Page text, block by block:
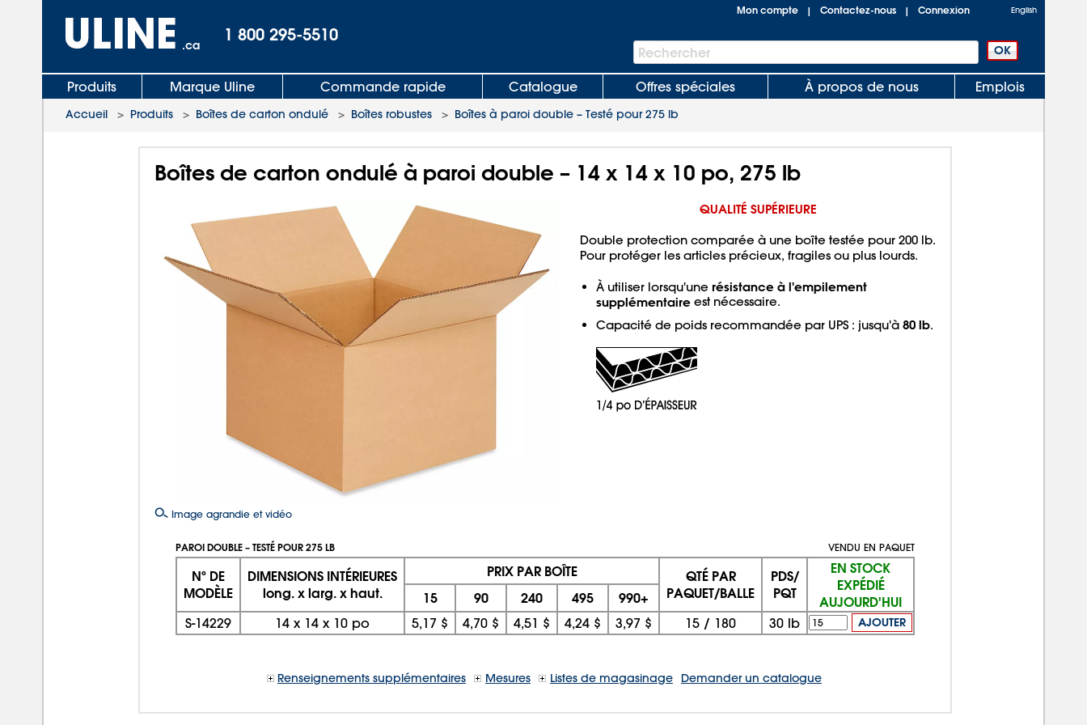
.ca
1 800 295-5510
Mon compte | Contactez-nous | Connexion English
Barre
de
recherche
Rechercher
Produits Marque Uline Commande rapide Catalogue Offres spéciales À propos de nous Emplois
Accueil > Produits > Boîtes de carton ondulé > Boîtes robustes > Boîtes à paroi double – Testé pour 275 lb
Boîtes de carton ondulé à paroi double – 14 x 14 x 10 po, 275 lb
Image agrandie et vidéo
QUALITÉ SUPÉRIEURE
Double protection comparée à une boîte testée pour 200 lb.
Pour protéger les articles précieux, fragiles ou plus lourds.
À utiliser lorsqu'une résistance à l'empilement
supplémentaire est nécessaire.
Capacité de poids recommandée par UPS : jusqu'à 80 lb.
PAROI DOUBLE – TESTÉ POUR 275 LB VENDU EN PAQUET
Nº DE
MODÈLE
DIMENSIONS INTÉRIEURES
long. x larg. x haut.
PRIX PAR BOÎTE
QTÉ PAR
PAQUET/BALLE
PDS/
PQT
EN STOCK
EXPÉDIÉ
AUJOURD'HUI
15 90 240 495 990+
S-14229 14 x 14 x 10 po 5,17 $ 4,70 $ 4,51 $ 4,24 $ 3,97 $ 15 / 180 30 lb AJOUTER
Renseignements supplémentaires Mesures Listes de magasinage Demander un catalogue